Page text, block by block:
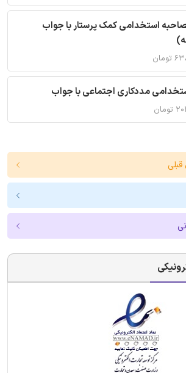
استخدامی کمک پرستار با جواب
مددکاری اجتماعی با جواب